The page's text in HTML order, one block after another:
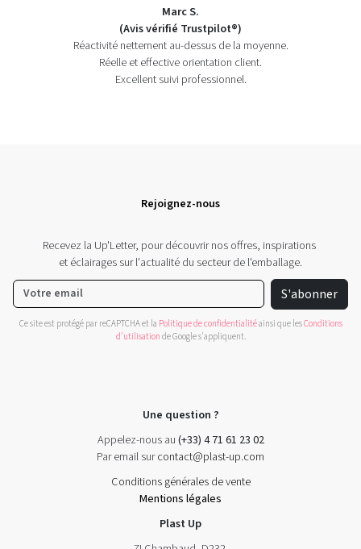
Marc S.
(Avis vérifié Trustpilot®)
Réactivité nettement au-dessus de la moyenne.
Réelle et effective orientation client.
Excellent suivi professionnel.
Rejoignez-nous
Recevez la Up'Letter, pour découvrir nos offres, inspirations
et éclairages sur l'actualité du secteur de l'emballage.
S'abonner
Ce site est protégé par reCAPTCHA et la Politique de confidentialitéainsi que lesConditions
d'utilisation de Google s'appliquent.
Une question ?
Appelez-nous au(+33) 4 71 61 23 02
Par email surcontact@plast-up.com
Conditions générales de vente
Mentions légales
Plast Up